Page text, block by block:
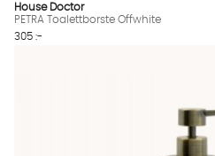
House Doctor
PETRA Toalettborste Offwhite
305 :-